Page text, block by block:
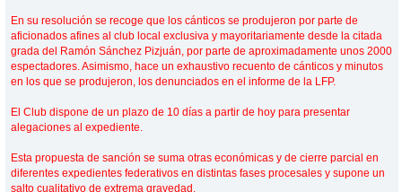
En su resolución se recoge que los cánticos se produjeron por parte de
aficionados afines al club local exclusiva y mayoritariamente desde la citada
grada del Ramón Sánchez Pizjuán, por parte de aproximadamente unos 2000
espectadores. Asimismo, hace un exhaustivo recuento de cánticos y minutos
en los que se produjeron, los denunciados en el informe de la LFP.
El Club dispone de un plazo de 10 días a partir de hoy para presentar
alegaciones al expediente.
Esta propuesta de sanción se suma otras económicas y de cierre parcial‎ en
diferentes expedientes federativos en distintas fases procesales y supone un
salto cualitativo de extrema gravedad.